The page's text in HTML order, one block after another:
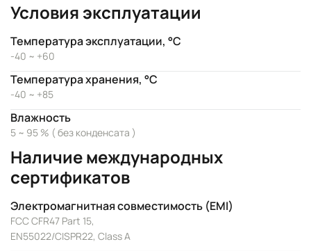
Условия эксплуатации
Температура эксплуатации, °C
-40 ~ +60
Температура хранения, °C
-40 ~ +85
Влажность
5 ~ 95 % ( без конденсата )
Наличие международных
сертификатов
Электромагнитная совместимость (EMI)
FCC CFR47 Part 15,
EN55022/CISPR22, Class A